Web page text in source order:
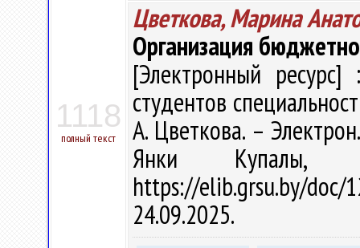
1118
полный текст
Цветкова, Марина
Организация
[Электронный ресурс]
студентов
А. Цветкова. –
Янки Купалы,
https://elib.grsu.by/
24.09.2025.